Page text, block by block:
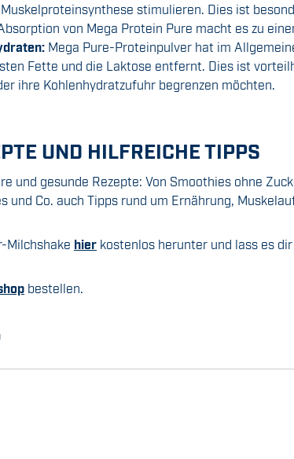
stimulieren. Dies ist
von Mega Protein Pure macht es zu
Mega Pure-Proteinpulver hat im
Fette und die Laktose entfernt. Dies ist
ihre Kohlenhydratzufuhr begrenzen möchten.
UND HILFREICHE TIPPS
und gesunde Rezepte: Von Smoothies ohne
und Co. auch Tipps rund um Ernährung,
Milchshake hier kostenlos herunter und lass es
bestellen.